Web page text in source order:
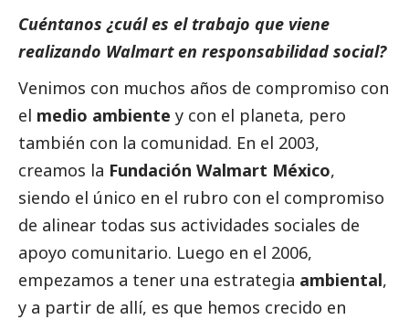
Cuéntanos ¿cuál es el trabajo que viene
realizando Walmart en responsabilidad social?
Venimos con muchos años de compromiso con
el medio ambiente y con el planeta, pero
también con la comunidad. En el 2003,
creamos la Fundación Walmart México,
siendo el único en el rubro con el compromiso
de alinear todas sus actividades sociales de
apoyo comunitario. Luego en el 2006,
empezamos a tener una estrategia ambiental,
y a partir de allí, es que hemos crecido en